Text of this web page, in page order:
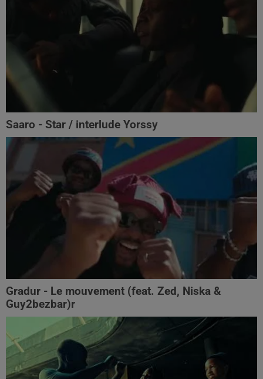
Saaro - Star / interlude Yorssy
Gradur - Le mouvement (feat. Zed, Niska &
Guy2bezbar)r